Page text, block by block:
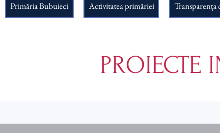
Primăria Bubuieci Activitatea primăriei Transparența
PROIECTE